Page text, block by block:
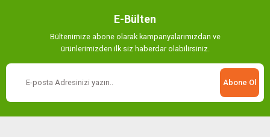
E-Bülten
Bültenimize abone olarak kampanyalarımızdan ve
ürünlerimizden ilk siz haberdar olabilirsiniz.
Abone Ol